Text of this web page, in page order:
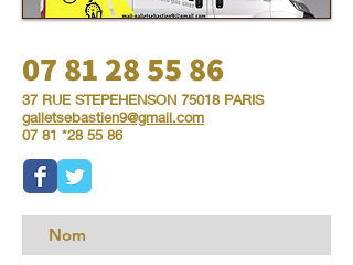
07 81 28 55 86
37 RUE STEPEHENSON 75018 PARIS
galletsebastien9@gmail.com
07 81 *28 55 86